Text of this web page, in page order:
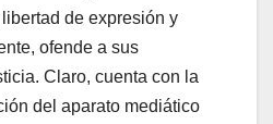
de expresión y
ofende a sus
Claro, cuenta con la
del aparato mediático